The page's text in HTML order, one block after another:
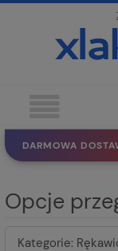
DARMOWA
SOLIDNEEKO
Opcje
Kategorie: